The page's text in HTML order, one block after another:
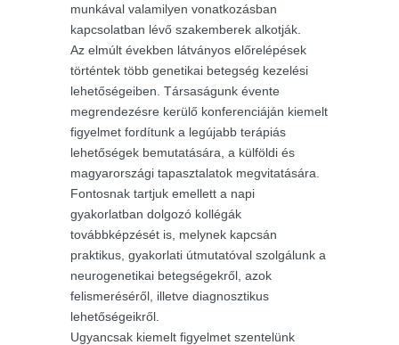
munkával valamilyen vonatkozásban
kapcsolatban lévő szakemberek alkotják.
Az elmúlt években látványos előrelépések
történtek több genetikai betegség kezelési
lehetőségeiben. Társaságunk évente
megrendezésre kerülő konferenciáján kiemelt
figyelmet fordítunk a legújabb terápiás
lehetőségek bemutatására, a külföldi és
magyarországi tapasztalatok megvitatására.
Fontosnak tartjuk emellett a napi
gyakorlatban dolgozó kollégák
továbbképzését is, melynek kapcsán
praktikus, gyakorlati útmutatóval szolgálunk a
neurogenetikai betegségekről, azok
felismeréséről, illetve diagnosztikus
lehetőségeikről.
Ugyancsak kiemelt figyelmet szentelünk